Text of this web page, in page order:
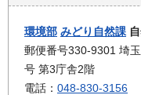
環境部 みどり自然課
郵便番号330-9301 埼
号 第3庁舎2階
電話： 048-830-3156